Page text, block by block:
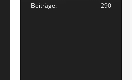
Beiträge
290